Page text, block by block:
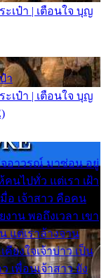
ะเป๋า | เตือนใจ บุญ
า
ะเป๋า | เตือนใจ บุญ
จอาวรณ์ มาซ่อน อยู่
นไปทั่ว แต่เรา เฝ้า
อ เจ้าสาว คือคน
าน พอถึงเวลา เขา
แต่เราล้างจาน
ยงใจเจ้าบ่าว เป็น
เพื่อนเจ้าสาว ยัง